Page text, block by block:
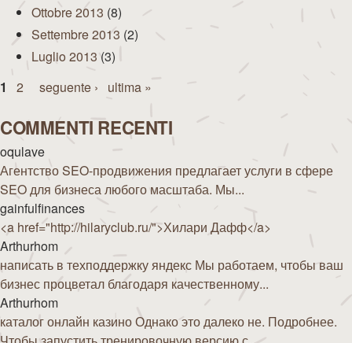
Ottobre 2013 (8)
Settembre 2013 (2)
Luglio 2013 (3)
Pagine
1 2 seguente › ultima »
COMMENTI RECENTI
oqulave
Агентство SEO-продвижения предлагает услуги в сфере
SEO для бизнеса любого масштаба. Мы...
gainfulfinances
<a href="http://hilaryclub.ru/">Хилари Дафф</a>
Arthurhom
написать в техподдержку яндекс Мы работаем, чтобы ваш
бизнес процветал благодаря качественному...
Arthurhom
каталог онлайн казино Однако это далеко не. Подробнее.